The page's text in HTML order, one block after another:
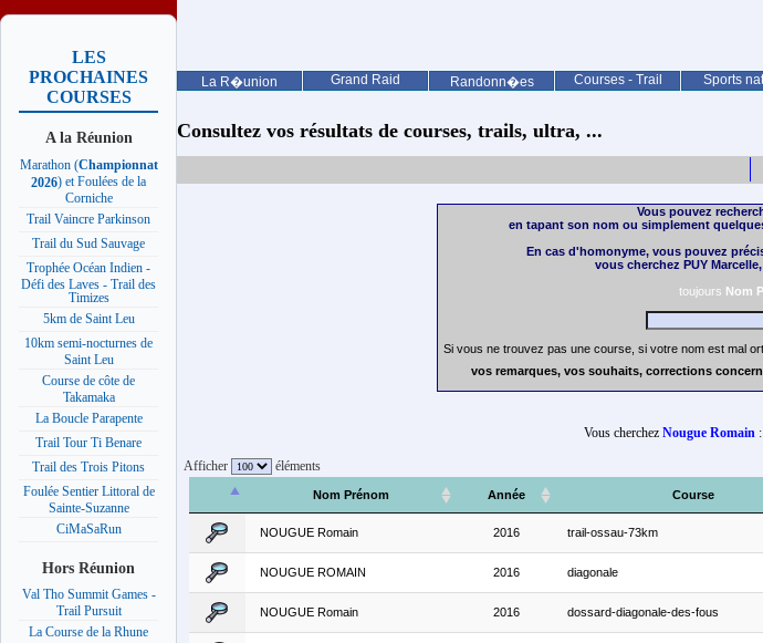
La R�union Grand Raid Randonn�es Courses - Trail Sports
LES
PROCHAINES
COURSES
A la Réunion
Marathon (Championnat
2026) et Foulées de la
Corniche
Trail Vaincre Parkinson
Trail du Sud Sauvage
Trophée Océan Indien -
Défi des Laves - Trail des
Timizes
5km de Saint Leu
10km semi-nocturnes de
Saint Leu
Course de côte de
Takamaka
La Boucle Parapente
Trail Tour Ti Benare
Trail des Trois Pitons
Foulée Sentier Littoral de
Sainte-Suzanne
CiMaSaRun
Hors Réunion
Val Tho Summit Games -
Trail Pursuit
La Course de la Rhune
Consultez vos résultats de courses, trails, ultra, ...
Vous pouvez
en tapant son nom ou simplement
En cas d'homonyme, vous pouvez
vous cherchez PUY
toujours Nom
Si vous ne trouvez pas une course, si votre nom est mal
vos remarques, vos souhaits, corrections
Vous cherchez Nougue Romain
Afficher éléments
Nom Prénom Année Course
NOUGUE Romain 2016 trail-ossau-73km
NOUGUE ROMAIN 2016 diagonale
NOUGUE Romain 2016 dossard-diagonale-des-fous